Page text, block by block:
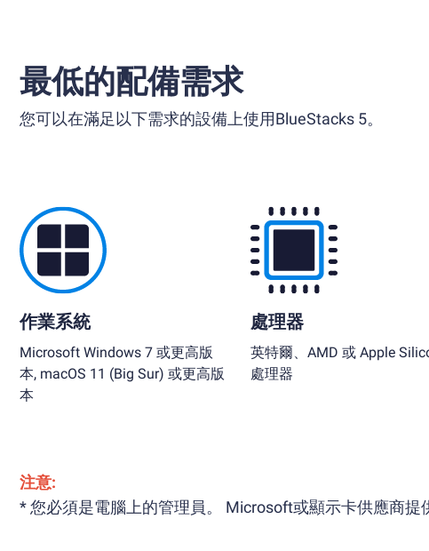
最低的配備需求
您可以在滿足以下需求的設備上使用BlueStacks 5。
作業系統
Microsoft Windows 7 或更高版
本, macOS 11 (Big Sur) 或更高版
本
處理器
英特爾、AMD 或 Apple
處理器
注意:
* 您必須是電腦上的管理員。 Microsoft或顯示卡供應商提